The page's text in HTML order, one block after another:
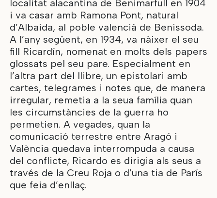
localitat alacantina de Benimarfull en 1904
i va casar amb Ramona Pont, natural
d’Albaida, al poble valencià de Benissoda.
A l’any següent, en 1934, va nàixer el seu
fill Ricardín, nomenat en molts dels papers
glossats pel seu pare. Especialment en
l’altra part del llibre, un epistolari amb
cartes, telegrames i notes que, de manera
irregular, remetia a la seua família quan
les circumstàncies de la guerra ho
permetien. A vegades, quan la
comunicació terrestre entre Aragó i
València quedava interrompuda a causa
del conflicte, Ricardo es dirigia als seus a
través de la Creu Roja o d’una tia de París
que feia d’enllaç.